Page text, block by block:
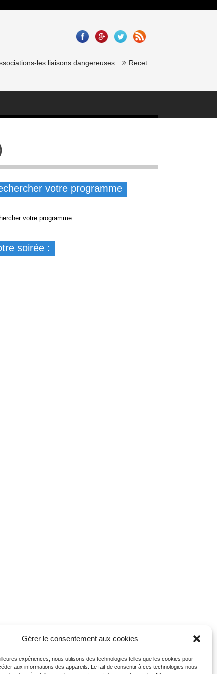
Gérer le consentement aux cookies
expériences, nous utilisons des technologies telles que les cookies pour
aux informations des appareils. Le fait de consentir à ces technologies nous
les liaisons dangereuses Recette saumon gravlax de
votre programme
soirée :